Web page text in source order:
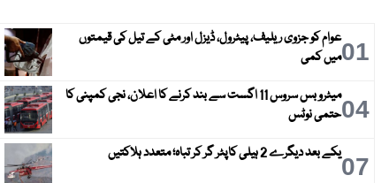
01عوام کو جزوی ریلیف، پیٹرول، ڈیزل اور مٹی کے تیل کی قیمتوں
میں کمی
04
میٹرو بس سروس 11 اگست سے بند کرنے کا اعلان، نجی کمپنی کا
حتمی نوٹس
07یکے بعد دیگرے 2 ہیلی کاپٹر گر کر تباہ؛ متعدد ہلاکتیں